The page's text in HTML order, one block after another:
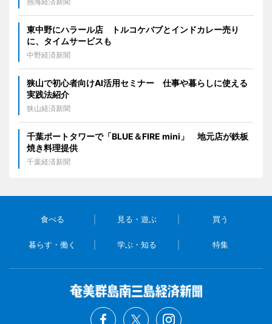
東中野にハラール店 トルコケバブとインドカレー売り
に、タイムサービスも
中野経済新聞
狭山で初心者向けAI活用セミナー 仕事や暮らしに使える
実践法紹介
狭山経済新聞
千葉ポートタワーで「BLUE＆FIRE mini」 地元店が鉄板
焼き料理提供
千葉経済新聞
食べる 見る・遊ぶ 買う
暮らす・働く 学ぶ・知る 特集